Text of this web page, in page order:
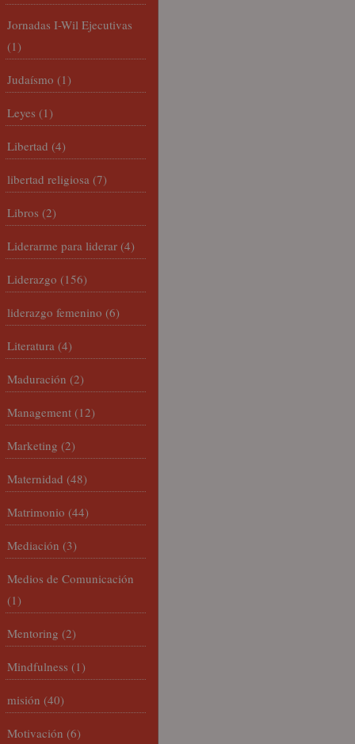
Jornadas I-Wil Ejecutivas
(1)
Judaísmo (1)
Leyes (1)
Libertad (4)
libertad religiosa (7)
Libros (2)
Liderarme para liderar (4)
Liderazgo (156)
liderazgo femenino (6)
Literatura (4)
Maduración (2)
Management (12)
Marketing (2)
Maternidad (48)
Matrimonio (44)
Mediación (3)
Medios de Comunicación
(1)
Mentoring (2)
Mindfulness (1)
misión (40)
Motivación (6)